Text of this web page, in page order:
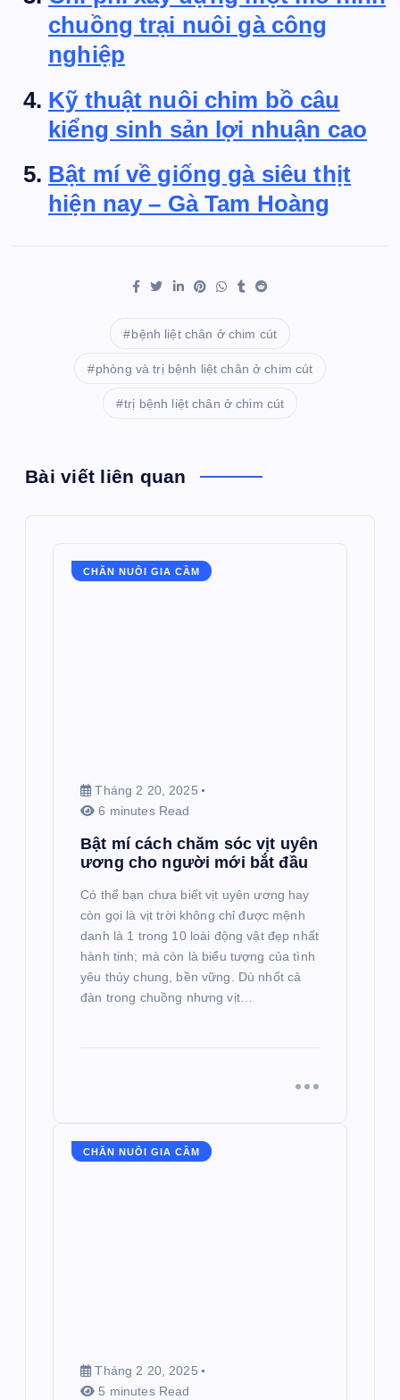
chuồng trại nuôi gà công
nghiệp
Kỹ thuật nuôi chim bồ câu
kiểng sinh sản lợi nhuận cao
Bật mí về giống gà siêu thịt
hiện nay – Gà Tam Hoàng
bệnh liệt chân ở chim cút
phòng và trị bệnh liệt chân ở chim cút
trị bệnh liệt chân ở chim cút
Bài viết liên quan
CHĂN NUÔI GIA CẦM
Tháng 2 20, 2025
6 minutes Read
Bật mí cách chăm sóc vịt uyên
ương cho người mới bắt đầu
Có thể bạn chưa biết vịt uyên ương hay
còn gọi là vịt trời không chỉ được mệnh
danh là 1 trong 10 loài động vật đẹp nhất
hành tinh; mà còn là biểu tượng của tình
yêu thủy chung, bền vững. Dù nhốt cả
đàn trong chuồng nhưng vịt…
CHĂN NUÔI GIA CẦM
Tháng 2 20, 2025
5 minutes Read